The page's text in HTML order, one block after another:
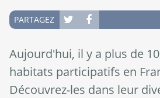
PARTAGEZ
Aujourd'hui, il y a plus de
habitats participatifs en
Découvrez-les dans leur